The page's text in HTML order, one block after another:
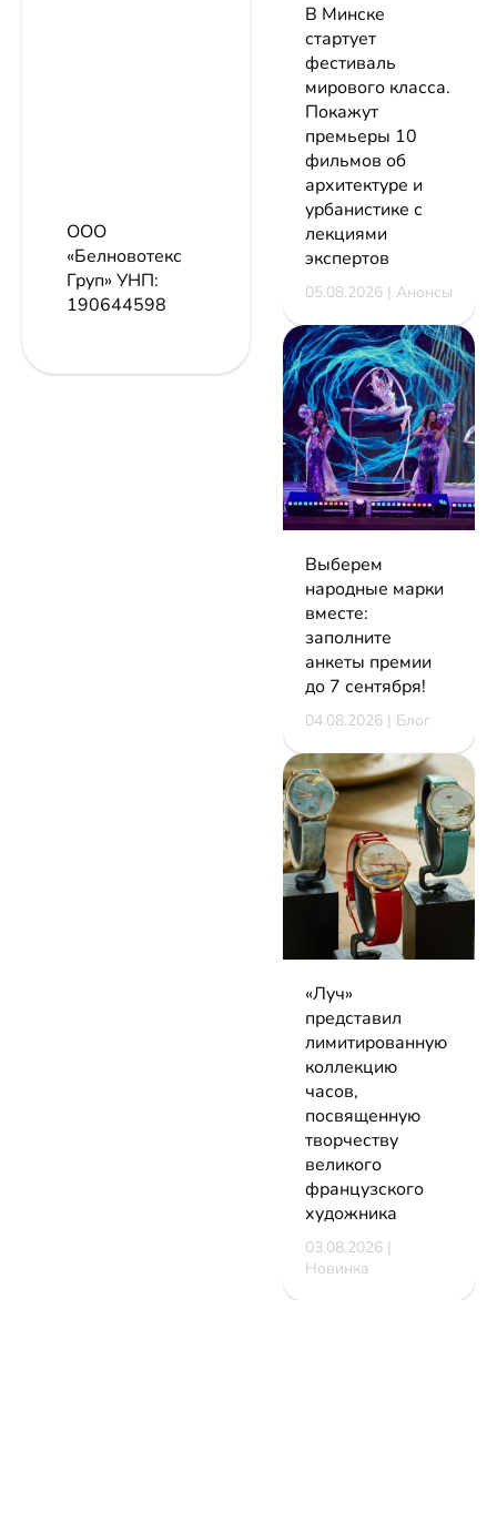
ООО
«Белновотекс
Груп» УНП:
190644598
В Минске
стартует
фестиваль
мирового класса.
Покажут
премьеры 10
фильмов об
архитектуре и
урбанистике с
лекциями
экспертов
05.08.2026 | Анонсы
Выберем
народные марки
вместе:
заполните
анкеты премии
до 7 сентября!
04.08.2026 | Блог
«Луч»
представил
лимитированную
коллекцию
часов,
посвященную
творчеству
великого
французского
художника
03.08.2026 |
Новинка